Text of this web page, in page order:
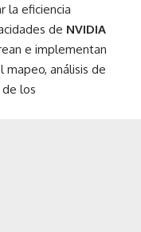
la eficiencia
de NVIDIA
e implementan
análisis de
los